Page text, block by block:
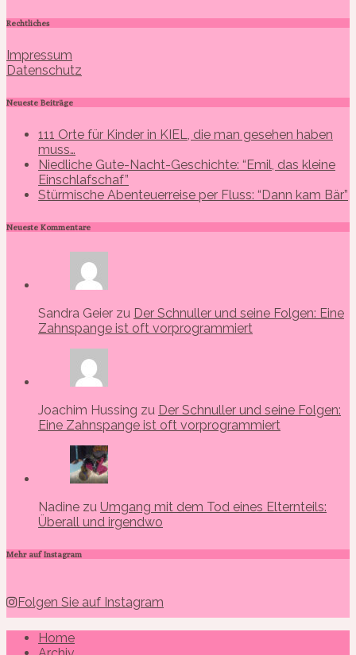
Rechtliches
Impressum
Datenschutz
Neueste Beiträge
111 Orte für Kinder in KIEL, die man gesehen haben
muss…
Niedliche Gute-Nacht-Geschichte: “Emil, das kleine
Einschlafschaf”
Stürmische Abenteuerreise per Fluss: “Dann kam Bär”
Neueste Kommentare
Sandra Geier zu Der Schnuller und seine Folgen: Eine
Zahnspange ist oft vorprogrammiert
Joachim Hussing zu Der Schnuller und seine Folgen:
Eine Zahnspange ist oft vorprogrammiert
Nadine zu Umgang mit dem Tod eines Elternteils:
Überall und irgendwo
Mehr auf Instagram
Folgen Sie auf Instagram
Home